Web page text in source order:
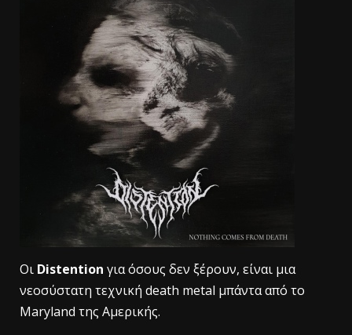
Οι Distention για όσους δεν ξέρουν, είναι μια
νεοσύστατη τεχνική death metal μπάντα από το
Μaryland της Αμερικής.